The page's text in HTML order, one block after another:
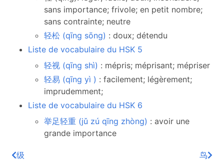
sans importance; frivole; en petit nombre;
sans contrainte; neutre
轻松 (qīng sōng) : doux; détendu
Liste de vocabulaire du HSK 5
轻视 (qīng shì) : mépris; méprisant; mépriser
轻易 (qīng yì ) : facilement; légèrement;
imprudemment;
Liste de vocabulaire du HSK 6
举足轻重 (jǔ zú qīng zhòng) : avoir une
grande importance
级 鸟